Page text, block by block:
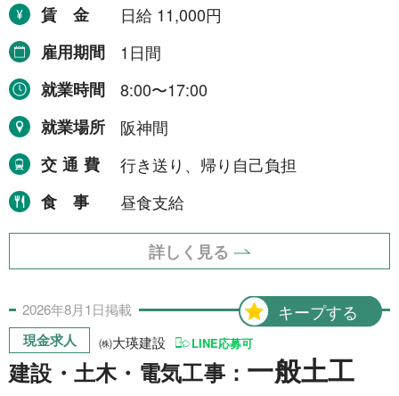
令和9年2月28日まで
令和9年3月31日まで
期間の定めなし
職種から探す
建設・土木・電気工事
配送・輸送・機械運転等 25件
警備 17件
清掃・洗浄 3件
運搬・包装・選別等
介護・福祉 1件
賃金
日給 11,000円
雇用期間
1日間
就業時間
8:00〜17:00
就業場所
阪神間
交通費
行き送り、帰り自己負担
食事
昼食支給
詳しく見る
キープする
2026年8月1日掲載
現金求人 ㈱大瑛建設 LINE応募可
建設・土木・電気工事： 一般土工